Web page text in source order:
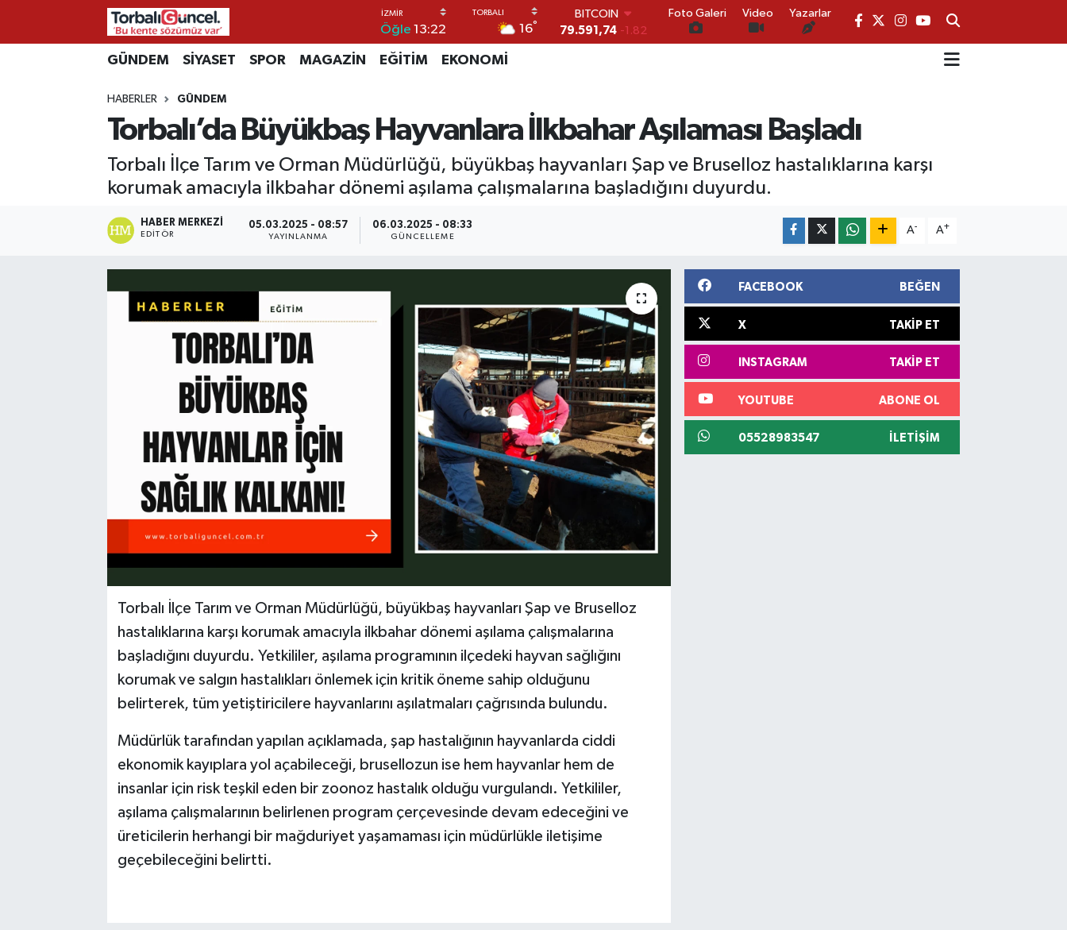
Öğle 13:22 16°
79.591,74
-1.82
DOLAR
61,60380
G.ALTIN
BİST100
14.598,00
0
Foto Galeri Video Yazarlar
GÜNDEM SİYASET SPOR MAGAZİN EĞİTİM EKONOMİ
HABERLER GÜNDEM
Torbalı’da Büyükbaş Hayvanlara İlkbahar Aşılaması Başladı
Torbalı İlçe Tarım ve Orman Müdürlüğü, büyükbaş hayvanları Şap ve Bruselloz hastalıklarına karşı
korumak amacıyla ilkbahar dönemi aşılama çalışmalarına başladığını duyurdu.
HABER MERKEZI
EDITÖR
05.03.2025 - 08:57
YAYINLANMA
06.03.2025 - 08:33
GÜNCELLEME
A- A+
Torbalı İlçe Tarım ve Orman Müdürlüğü, büyükbaş hayvanları Şap ve Bruselloz
hastalıklarına karşı korumak amacıyla ilkbahar dönemi aşılama çalışmalarına
başladığını duyurdu. Yetkililer, aşılama programının ilçedeki hayvan sağlığını
korumak ve salgın hastalıkları önlemek için kritik öneme sahip olduğunu
belirterek, tüm yetiştiricilere hayvanlarını aşılatmaları çağrısında bulundu.
Müdürlük tarafından yapılan açıklamada, şap hastalığının hayvanlarda ciddi
ekonomik kayıplara yol açabileceği, brusellozun ise hem hayvanlar hem de
insanlar için risk teşkil eden bir zoonoz hastalık olduğu vurgulandı. Yetkililer,
aşılama çalışmalarının belirlenen program çerçevesinde devam edeceğini ve
üreticilerin herhangi bir mağduriyet yaşamaması için müdürlükle iletişime
geçebileceğini belirtti.
FACEBOOK BEĞEN
X TAKIP ET
INSTAGRAM TAKIP ET
YOUTUBE ABONE OL
05528983547 İLETIŞIM
İzmir Nöbetçi Eczaneler
İzmir Hava Durumu
İzmir Namaz Vakitleri
İzmir Trafik Yoğunluk Haritası
Süper Lig Puan Durumu ve Fikstür
Son Dakika Haberleri